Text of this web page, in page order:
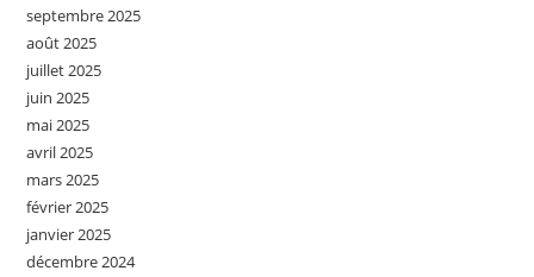
septembre 2025
août 2025
juillet 2025
juin 2025
mai 2025
avril 2025
mars 2025
février 2025
janvier 2025
décembre 2024